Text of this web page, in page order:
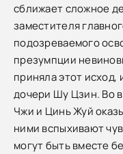
сближает сложное
заместителя
подозреваемого
презумпции
приняла этот
дочери Шу Цзин. Во
Чжи и Цинь Жуй
ними вспыхивают
могут быть вместе